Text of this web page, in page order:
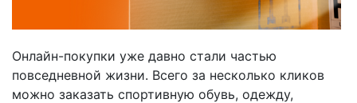
Онлайн-покупки уже давно стали частью
повседневной жизни. Всего за несколько кликов
можно заказать спортивную обувь, одежду,